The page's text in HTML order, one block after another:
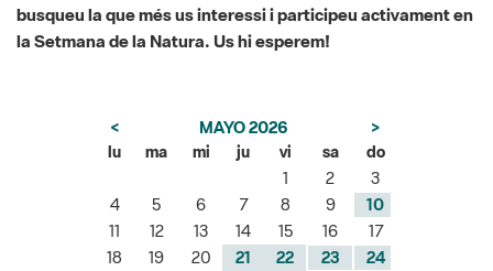
busqueu la que més us interessi i participeu activament en
la Setmana de la Natura. Us hi esperem!
< MAYO 2026
>
lu
ma mi ju vi sa
do
1
2
3
4
5 6 7 8 9
10
11
12 13 14 15 16
17
18
19 20 21 22 23
24